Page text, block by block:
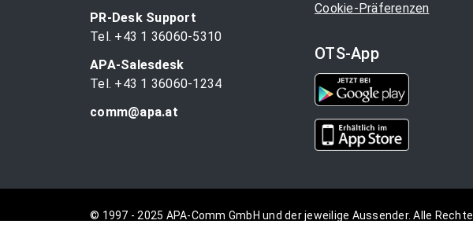
PR-Desk Support
Tel. +43 1 36060-5310
APA-Salesdesk
Tel. +43 1 36060-1234
comm@apa.at
Cookie-Präferenzen
OTS-App
© 1997 - 2025 APA-Comm GmbH und der jeweilige Aussender. Alle Rechte